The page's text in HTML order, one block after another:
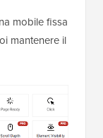
mobile fissa
mantenere il